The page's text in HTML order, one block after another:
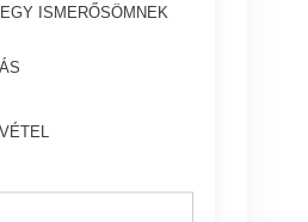
ISMERŐSÖMNEK